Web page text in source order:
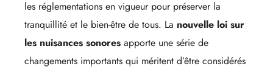
les réglementations en vigueur pour préserver la
tranquillité et le bien-être de tous. La nouvelle loi sur
les nuisances sonores apporte une série de
changements importants qui méritent d’être considérés